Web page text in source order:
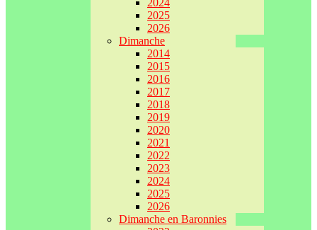
2024
2025
2026
Dimanche
2014
2015
2016
2017
2018
2019
2020
2021
2022
2023
2024
2025
2026
Dimanche en Baronnies